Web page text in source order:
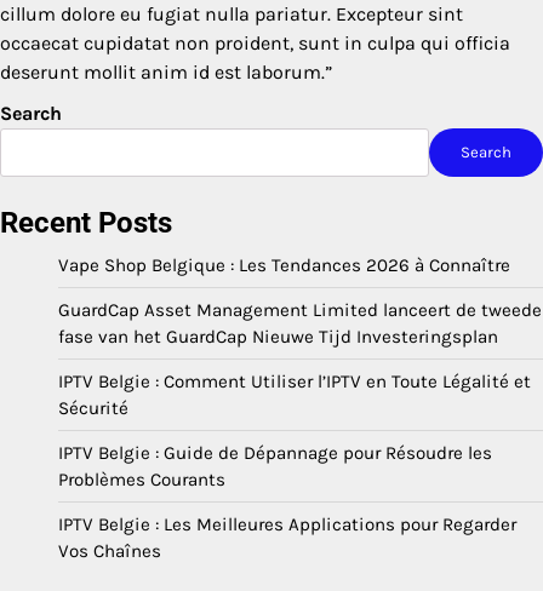
cillum dolore eu fugiat nulla pariatur. Excepteur sint
occaecat cupidatat non proident, sunt in culpa qui officia
deserunt mollit anim id est laborum.”
Search
Search
Recent Posts
Vape Shop Belgique : Les Tendances 2026 à Connaître
GuardCap Asset Management Limited lanceert de tweede
fase van het GuardCap Nieuwe Tijd Investeringsplan
IPTV Belgie : Comment Utiliser l’IPTV en Toute Légalité et
Sécurité
IPTV Belgie : Guide de Dépannage pour Résoudre les
Problèmes Courants
IPTV Belgie : Les Meilleures Applications pour Regarder
Vos Chaînes